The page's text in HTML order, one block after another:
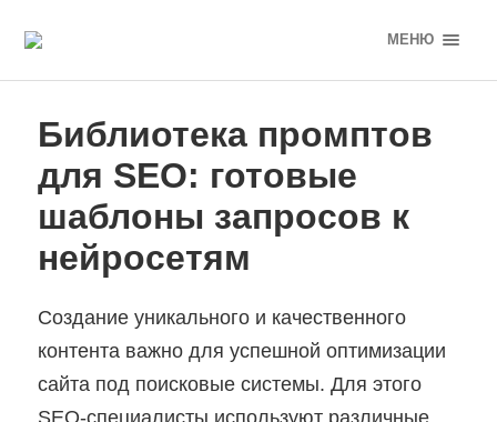
МЕНЮ
Библиотека промптов
для SEO: готовые
шаблоны запросов к
нейросетям
Создание уникального и качественного
контента важно для успешной оптимизации
сайта под поисковые системы. Для этого
SEO-специалисты используют различные